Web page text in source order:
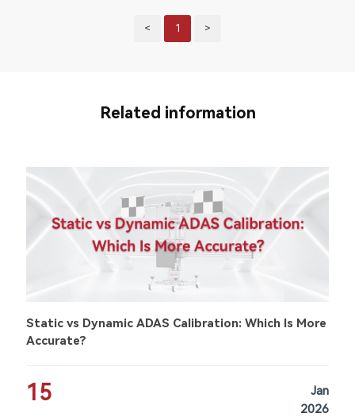
< 1 >
Related information
Static vs Dynamic ADAS Calibration: Which Is More
Accurate?
15
Jan
2026